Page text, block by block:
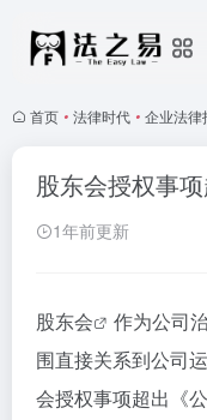
首页 • 法律时代 • 企业法律
股东会授权事
1年前更新
股东会 作为公司
围直接关系到公司
会授权事项超出《